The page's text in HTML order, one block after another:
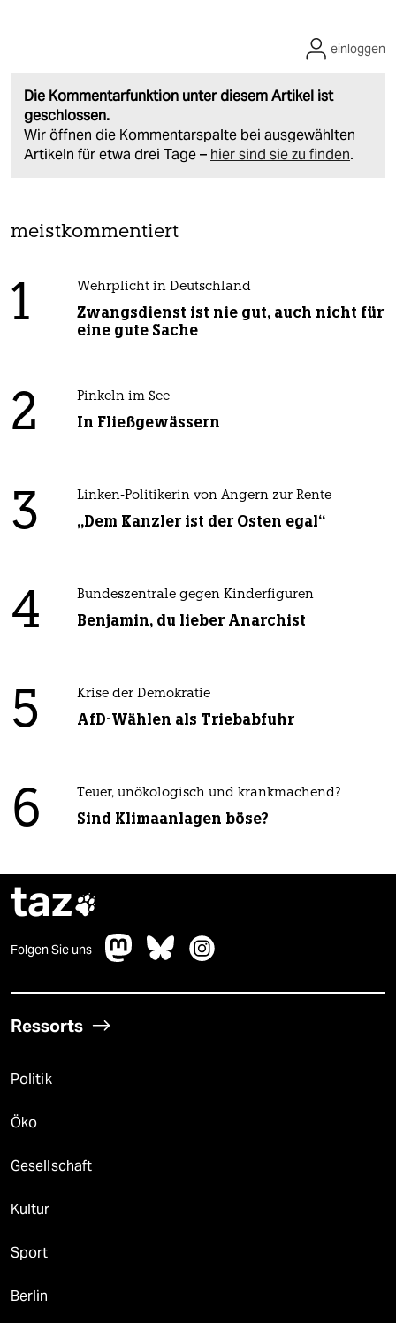
Die Kommentarfunktion unter diesem Artikel ist
geschlossen.
Wir öffnen die Kommentarspalte bei ausgewählten
Artikeln für etwa drei Tage – hier sind sie zu finden.
einloggen
meistkommentiert
1 Wehrplicht in Deutschland
Zwangsdienst ist nie gut, auch nicht für
eine gute Sache
2 Pinkeln im See
In Fließgewässern
3 Linken-Politikerin von Angern zur Rente
„Dem Kanzler ist der Osten egal“
4 Bundeszentrale gegen Kinderfiguren
Benjamin, du lieber Anarchist
5 Krise der Demokratie
AfD-Wählen als Triebabfuhr
6 Teuer, unökologisch und krankmachend?
Sind Klimaanlagen böse?
taz
Folgen Sie uns
Ressorts
Politik
Öko
Gesellschaft
Kultur
Sport
Berlin